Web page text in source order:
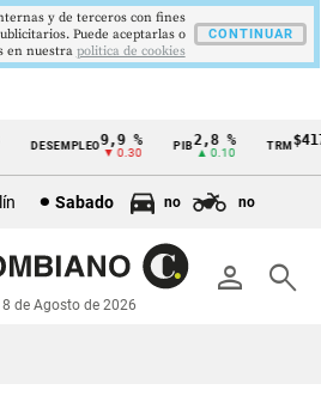
DESEMPLEO 9,9 %
▼ 0.30
PIB2,8 %
▲ 0.10
TRM
Sabado no no
person search
8 de Agosto de 2026
y de terceros con fines
Puede aceptarlas o
en nuestra politica de cookies
CONTINUAR